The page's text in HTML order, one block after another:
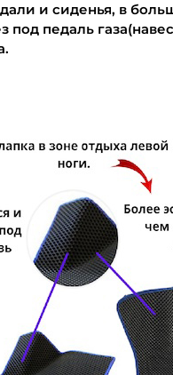
и сиденья, в
под педаль